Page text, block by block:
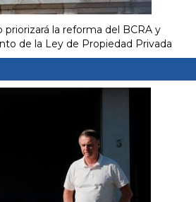
priorizará la reforma del BCRA y
de la Ley de Propiedad Privada